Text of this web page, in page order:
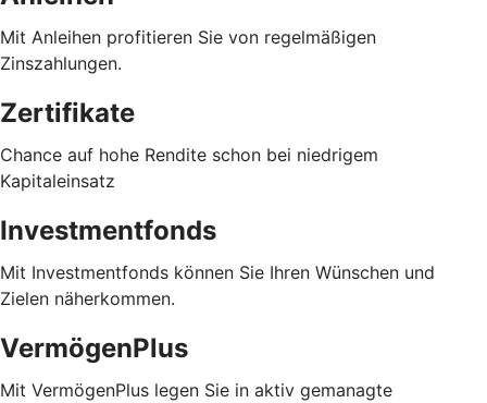
Mit Anleihen profitieren Sie von regelmäßigen
Zinszahlungen.
Zertifikate
Chance auf hohe Rendite schon bei niedrigem
Kapitaleinsatz
Investmentfonds
Mit Investmentfonds können Sie Ihren Wünschen und
Zielen näherkommen.
VermögenPlus
Mit VermögenPlus legen Sie in aktiv gemanagte